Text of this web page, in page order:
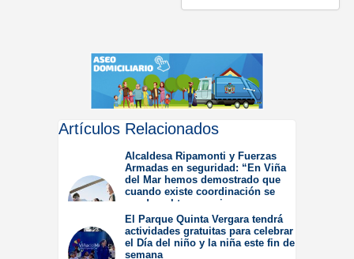
Artículos Relacionados
Alcaldesa Ripamonti y Fuerzas
Armadas en seguridad: “En Viña
del Mar hemos demostrado que
cuando existe coordinación se
pueden obtener mejores
resultados”.
Jueves 6 de Agosto de
2026
El Parque Quinta Vergara tendrá
actividades gratuitas para celebrar
el Día del niño y la niña este fin de
semana